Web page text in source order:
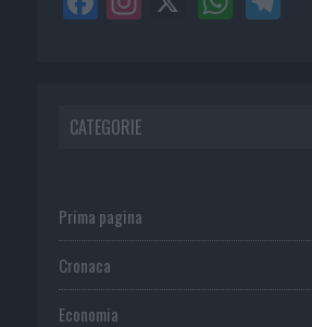
CATEGORIE
Prima pagina
Cronaca
Economia